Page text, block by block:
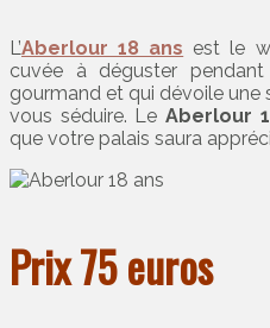
L’Aberlour 18 ans est le
cuvée à déguster
gourmand et qui dévoile une
vous séduire. Le Aberlour
que votre palais saura
Prix 75 euros